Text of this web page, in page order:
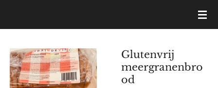
hoofdinhoud
Glutenvrij
meergranenbro
od